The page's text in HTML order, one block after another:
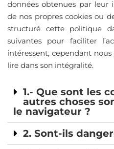
données obtenues par leur
de nos propres cookies ou
structuré cette politique
suivantes pour faciliter
intéressent, cependant
lire dans son intégralité.
1.- Que sont les
autres choses
le navigateur ?
2. Sont-ils